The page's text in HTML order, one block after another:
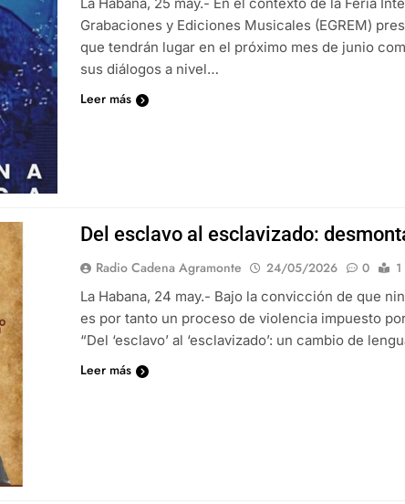
Grabaciones y Ediciones Musicales (EGREM)
que tendrán lugar en el próximo mes de junio
sus diálogos a nivel…
Leer más
Del esclavo al esclavizado:
Radio Cadena Agramonte 24/05/2026 0
La Habana, 24 may.- Bajo la convicción de que
es por tanto un proceso de violencia impuesto
“Del ‘esclavo’ al ‘esclavizado’: un cambio de
Leer más